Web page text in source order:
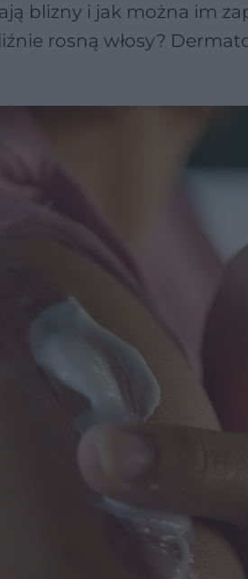
blizny i jak można im
rosną włosy?